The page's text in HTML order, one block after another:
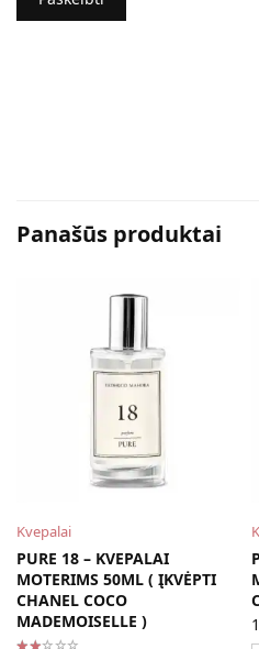
Panašūs produktai
Kvepalai
PURE 18 – KVEPALAI
MOTERIMS 50ML ( ĮKVĖPTI
CHANEL COCO
MADEMOISELLE )